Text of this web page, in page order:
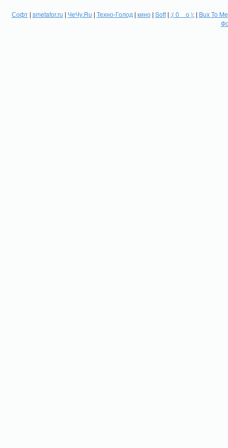
Софт| smetafor.ru | ЧеЧу.Ru | Техно-Голод | кино| Soft| :( 0 _ о ):| Bux To Me